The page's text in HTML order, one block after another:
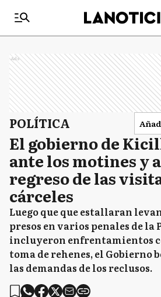
Ads
POLÍTICA
El gobierno de
ante los motines y
regreso de las
cárceles
Luego que que estallaran
presos en varios penales de la
incluyeron enfrentamientos
toma de rehenes, el Gobierno
las demandas de los reclusos.